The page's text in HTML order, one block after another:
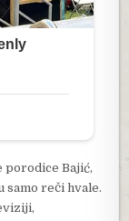
porodice Bajić,
samo reči hvale.